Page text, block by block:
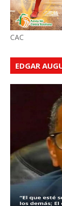
CAC
EDGAR